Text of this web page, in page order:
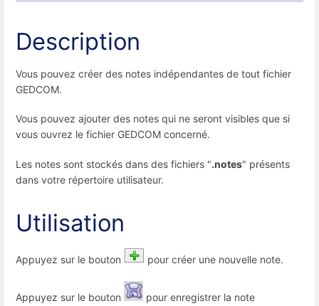
Description
Vous pouvez créer des notes indépendantes de tout fichier
GEDCOM.
Vous pouvez ajouter des notes qui ne seront visibles que si
vous ouvrez le fichier GEDCOM concerné.
Les notes sont stockés dans des fichiers ".notes" présents
dans votre répertoire utilisateur.
Utilisation
Appuyez sur le bouton pour créer une nouvelle note.
Appuyez sur le bouton
pour enregistrer la note